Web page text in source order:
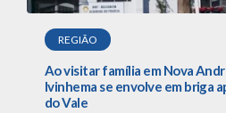
REGIÃO
Ao visitar família em Nova
Ivinhema se envolve em briga
do Vale